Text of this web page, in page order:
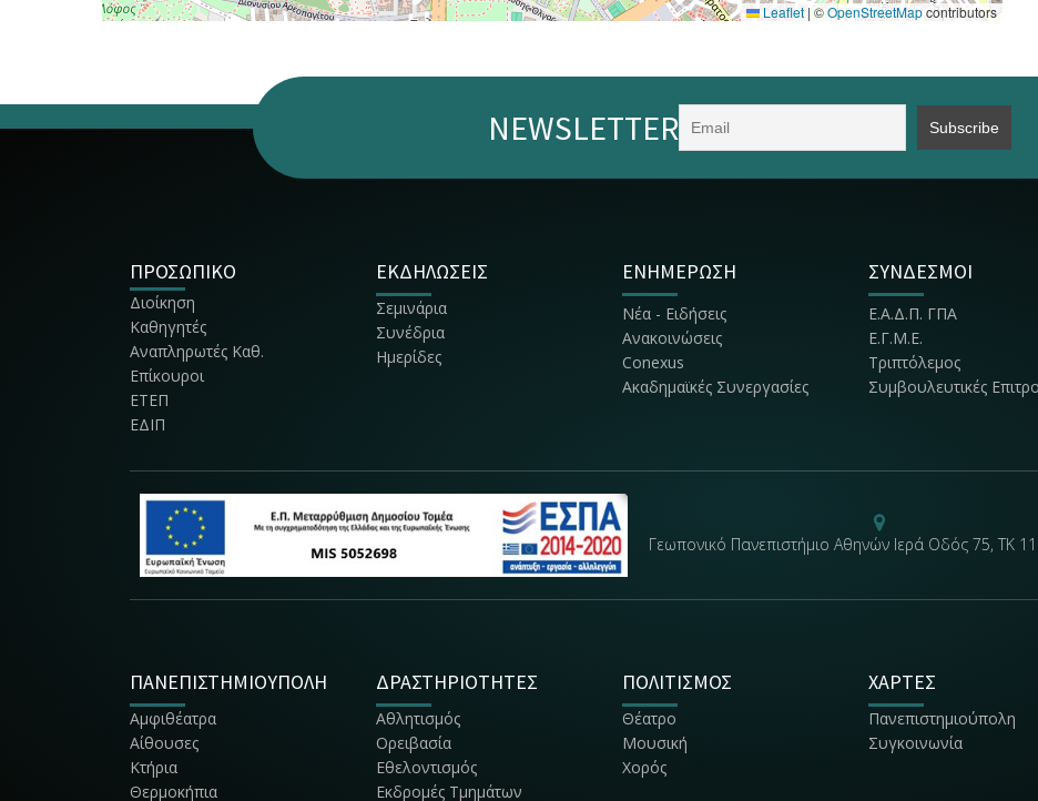
Leaflet | ©OpenStreetMapcontributors
NEWSLETTER
ΠΡΟΣΩΠΙΚΟ
Διοίκηση
Καθηγητές
Αναπληρωτές Καθ.
Επίκουροι
ΕΤΕΠ
ΕΔΙΠ
ΕΚΔΗΛΩΣΕΙΣ
Σεμινάρια
Συνέδρια
Ημερίδες
ΕΝΗΜΕΡΩΣΗ
Νέα - Ειδήσεις
Ανακοινώσεις
Conexus
Ακαδημαϊκές Συνεργασίες
ΣΥΝΔΕΣΜΟΙ
Ε.Α.Δ.Π. ΓΠΑ
Ε.Γ.Μ.Ε.
Τριπτόλεμος
Συμβουλευτικές
Γεωπονικό Πανεπιστήμιο Αθηνών Ιερά Οδός 75, ΤΚ
ΠΑΝΕΠΙΣΤΗΜΙΟΥΠΟΛΗ
Αμφιθέατρα
Αίθουσες
Κτήρια
Θερμοκήπια
ΔΡΑΣΤΗΡΙΟΤΗΤΕΣ
Αθλητισμός
Ορειβασία
Εθελοντισμός
Εκδρομές Τμημάτων
ΠΟΛΙΤΙΣΜΟΣ
Θέατρο
Μουσική
Χορός
ΧΑΡΤΕΣ
Πανεπιστημιούπολη
Συγκοινωνία